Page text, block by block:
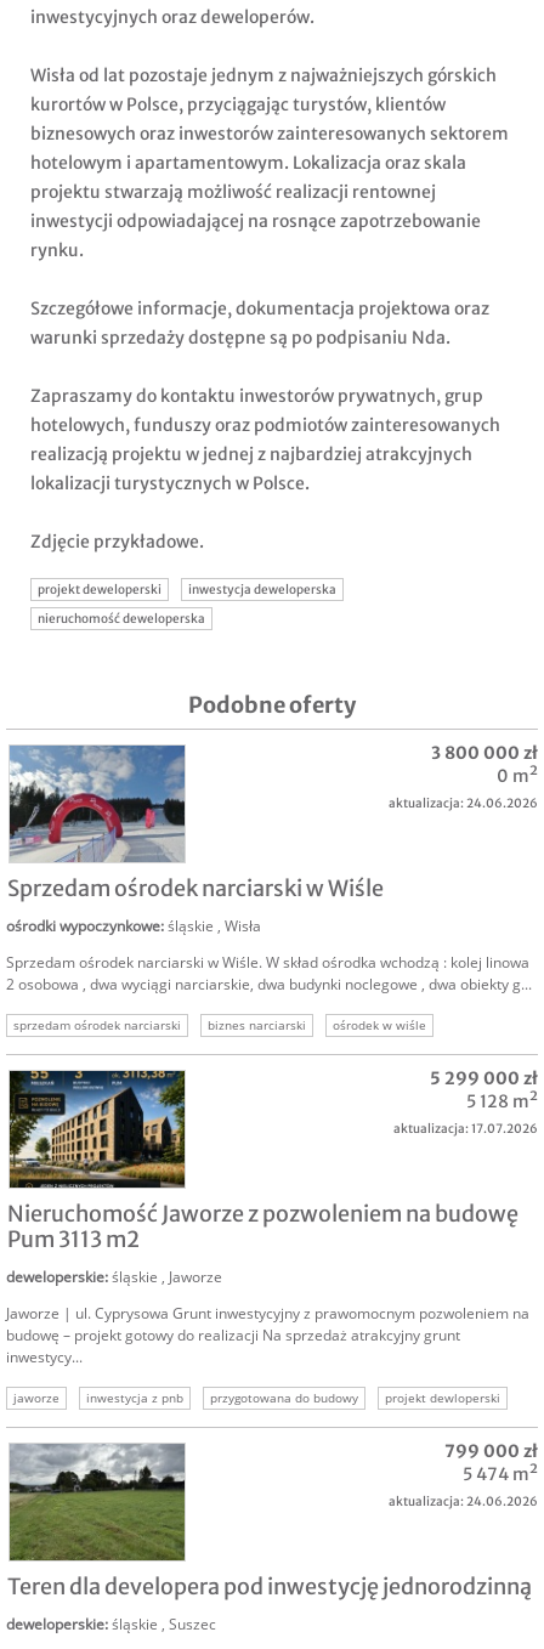
inwestycyjnych oraz deweloperów.
Wisła od lat pozostaje jednym z najważniejszych górskich
kurortów w Polsce, przyciągając turystów, klientów
biznesowych oraz inwestorów zainteresowanych sektorem
hotelowym i apartamentowym. Lokalizacja oraz skala
projektu stwarzają możliwość realizacji rentownej
inwestycji odpowiadającej na rosnące zapotrzebowanie
rynku.
Szczegółowe informacje, dokumentacja projektowa oraz
warunki sprzedaży dostępne są po podpisaniu Nda.
Zapraszamy do kontaktu inwestorów prywatnych, grup
hotelowych, funduszy oraz podmiotów zainteresowanych
realizacją projektu w jednej z najbardziej atrakcyjnych
lokalizacji turystycznych w Polsce.
Zdjęcie przykładowe.
projekt deweloperski
inwestycja deweloperska
nieruchomość deweloperska
Podobne oferty
Sprzedam ośrodek narciarski w Wiśle
ośrodki wypoczynkowe:śląskie , Wisła
Sprzedam ośrodek narciarski w Wiśle. W skład ośrodka wchodzą : kolej linowa
2 osobowa , dwa wyciągi narciarskie, dwa budynki noclegowe , dwa obiekty g...
sprzedam ośrodek narciarski biznes narciarski
ośrodek w wiśle
wisła biznes turystyczny
biznes w górach
3 800 000 zł
0 m²
aktualizacja: 24.06.2026
Nieruchomość Jaworze z pozwoleniem na budowę
Pum 3113 m2
deweloperskie:śląskie , Jaworze
Jaworze | ul. Cyprysowa Grunt inwestycyjny z prawomocnym pozwoleniem na
budowę – projekt gotowy do realizacji Na sprzedaż atrakcyjny grunt
inwestycy...
jaworze inwestycja z pnb przygotowana do budowy
projekt dewloperski
pum 3113 m2
5 299 000 zł
5 128 m²
aktualizacja: 17.07.2026
Teren dla developera pod inwestycję jednorodzinną
deweloperskie:śląskie , Suszec
799 000 zł
5 474 m²
aktualizacja: 24.06.2026